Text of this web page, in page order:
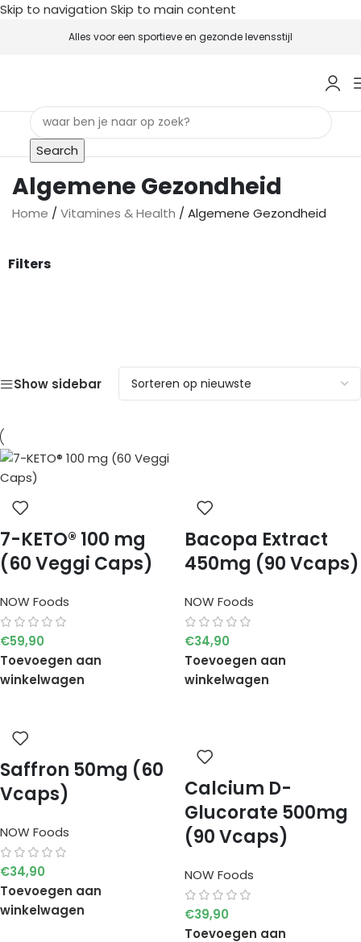
Skip to navigation Skip to main content
Alles voor een sportieve en gezonde levensstijl
Search
Algemene Gezondheid
Home / Vitamines & Health / Algemene Gezondheid
Filters
Show sidebar
7-KETO® 100 mg
(60 Veggi Caps)
NOW Foods
€59,90
Toevoegen aan
winkelwagen
Bacopa Extract
450mg (90 Vcaps)
NOW Foods
€34,90
Toevoegen aan
winkelwagen
Saffron 50mg (60
Vcaps)
NOW Foods
€34,90
Toevoegen aan
winkelwagen
Calcium D-
Glucorate 500mg
(90 Vcaps)
NOW Foods
€39,90
Toevoegen aan